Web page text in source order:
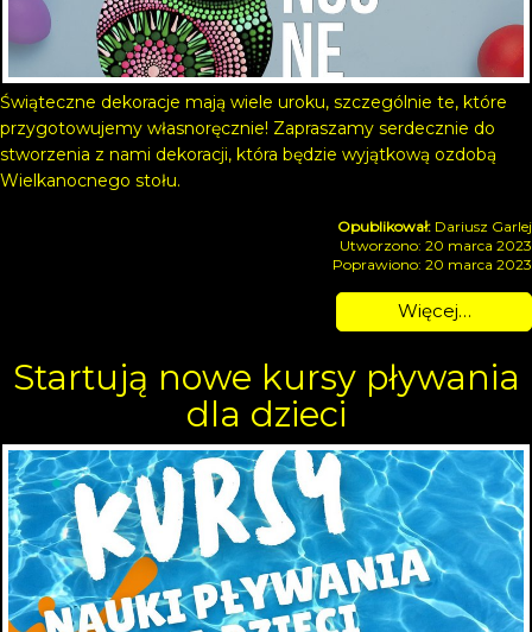
Świąteczne dekoracje mają wiele uroku, szczególnie te, które
przygotowujemy własnoręcznie! Zapraszamy serdecznie do
stworzenia z nami dekoracji, która będzie wyjątkową ozdobą
Wielkanocnego stołu.
Dariusz Garlej
Utworzono: 20 marca 2023
Poprawiono: 20 marca 2023
Więcej…
Startują nowe kursy pływania
dla dzieci